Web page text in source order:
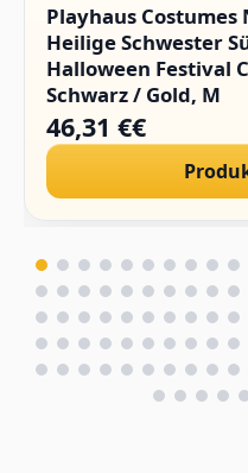
Playhaus
Heilige Schwester
Halloween Festival
Schwarz / Gold, M
46,31 €€